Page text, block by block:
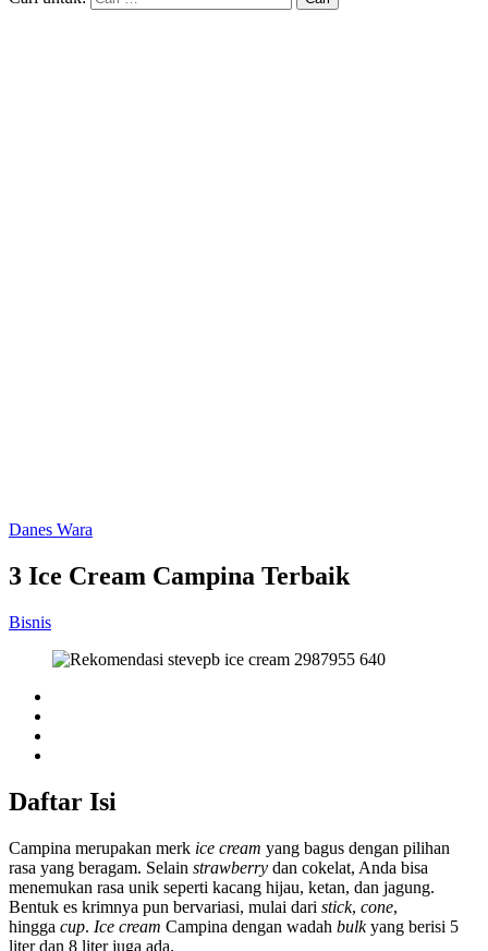
Danes Wara
3 Ice Cream Campina Terbaik
Bisnis
Daftar Isi
Campina merupakan merk ice cream yang bagus dengan pilihan
rasa yang beragam. Selain strawberry dan cokelat, Anda bisa
menemukan rasa unik seperti kacang hijau, ketan, dan jagung.
Bentuk es krimnya pun bervariasi, mulai dari stick, cone,
hingga cup. Ice cream Campina dengan wadah bulkyang berisi 5
liter dan 8 liter juga ada.